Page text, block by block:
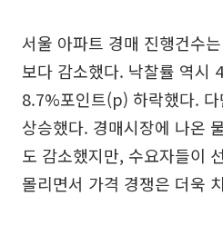
서울 아파트 경매 진행건수
보다 감소했다. 낙찰률 역시
8.7%포인트(p) 하락했다.
상승했다. 경매시장에 나온
도 감소했지만, 수요자들이
몰리면서 가격 경쟁은 더욱